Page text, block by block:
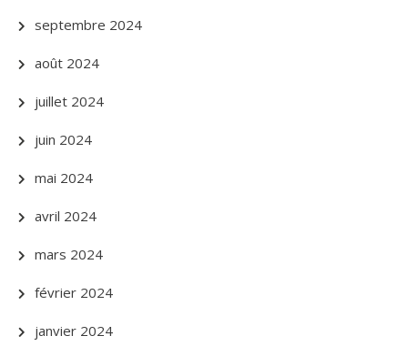
septembre 2024
août 2024
juillet 2024
juin 2024
mai 2024
avril 2024
mars 2024
février 2024
janvier 2024